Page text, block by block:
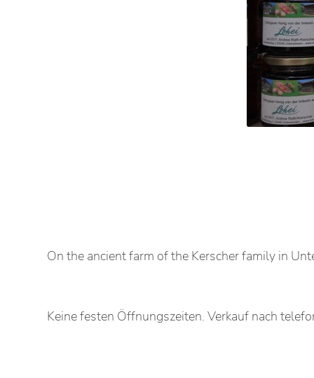
On the ancient farm of the Kerscher family in
Keine festen Öffnungszeiten. Verkauf nach